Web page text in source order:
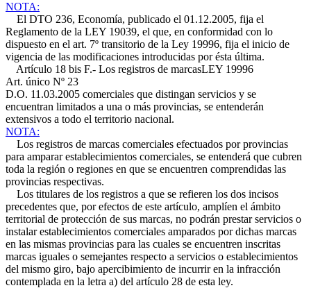
NOTA:
El DTO 236, Economía, publicado el 01.12.2005, fija el
Reglamento de la LEY 19039, el que, en conformidad con lo
dispuesto en el art. 7º transitorio de la Ley 19996, fija el inicio de
vigencia de las modificaciones introducidas por ésta última.
Artículo 18 bis F.- Los registros de marcasLEY 19996
Art. único Nº 23
D.O. 11.03.2005 comerciales que distingan servicios y se
encuentran limitados a una o más provincias, se entenderán
extensivos a todo el territorio nacional.
NOTA:
Los registros de marcas comerciales efectuados por provincias
para amparar establecimientos comerciales, se entenderá que cubren
toda la región o regiones en que se encuentren comprendidas las
provincias respectivas.
Los titulares de los registros a que se refieren los dos incisos
precedentes que, por efectos de este artículo, amplíen el ámbito
territorial de protección de sus marcas, no podrán prestar servicios o
instalar establecimientos comerciales amparados por dichas marcas
en las mismas provincias para las cuales se encuentren inscritas
marcas iguales o semejantes respecto a servicios o establecimientos
del mismo giro, bajo apercibimiento de incurrir en la infracción
contemplada en la letra a) del artículo 28 de esta ley.